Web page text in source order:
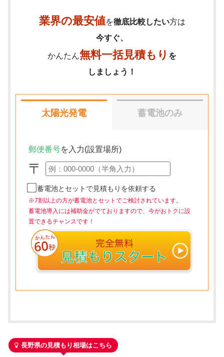
業界の最安値を徹底比較したい方は
今すぐ、
かんたん無料一括見積もり を
しましょう！
太陽光発電 蓄電池のみ
郵便番号を入力(設置場所)
〒
蓄電池とセットで見積もりを依頼する
※7割以上の方が蓄電池とセットでご検討されています。
蓄電池導入には補助金がでておりますので、今がおトクに設
置できるチャンスです！
長野県の見積もり相場はこちら